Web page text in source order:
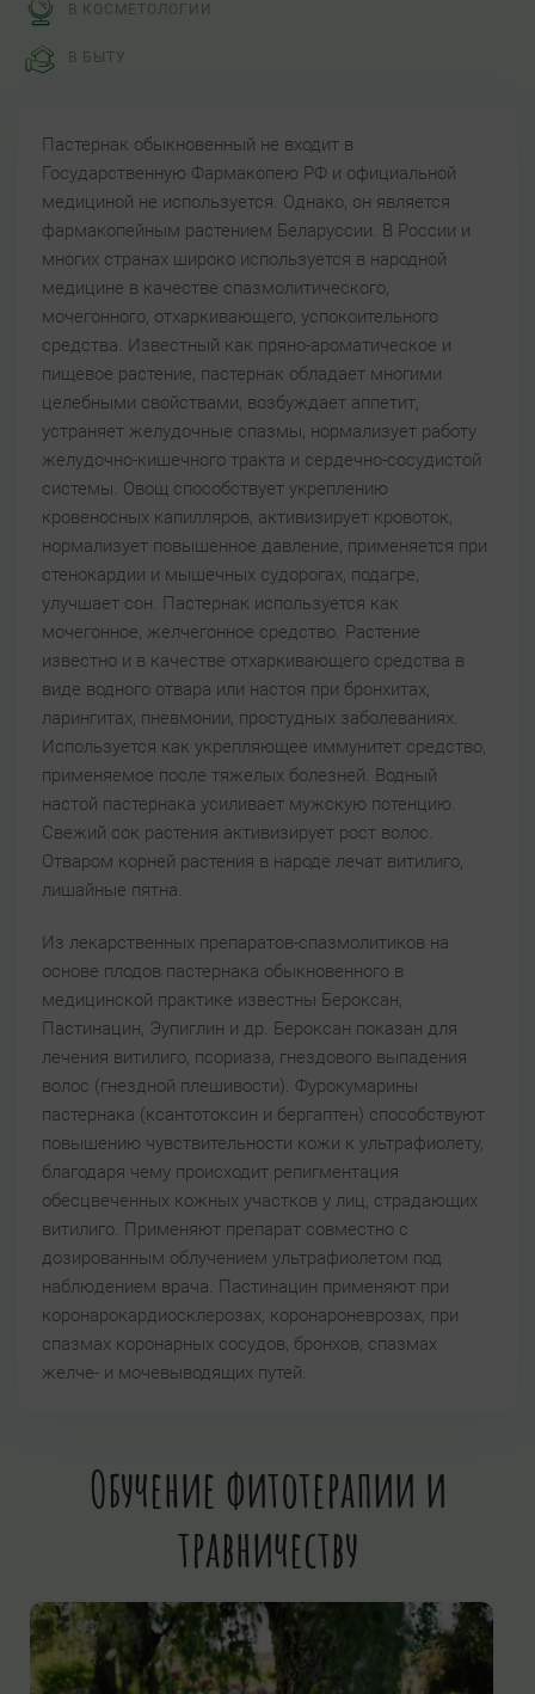
В КОСМЕТОЛОГИИ
В БЫТУ
Пастернак обыкновенный не входит в
Государственную Фармакопею РФ и официальной
медициной не используется. Однако, он является
фармакопейным растением Беларуссии. В России и
многих странах широко используется в народной
медицине в качестве спазмолитического,
мочегонного, отхаркивающего, успокоительного
средства. Известный как пряно-ароматическое и
пищевое растение, пастернак обладает многими
целебными свойствами, возбуждает аппетит,
устраняет желудочные спазмы, нормализует работу
желудочно-кишечного тракта и сердечно-сосудистой
системы. Овощ способствует укреплению
кровеносных капилляров, активизирует кровоток,
нормализует повышенное давление, применяется при
стенокардии и мышечных судорогах, подагре,
улучшает сон. Пастернак используется как
мочегонное, желчегонное средство. Растение
известно и в качестве отхаркивающего средства в
виде водного отвара или настоя при бронхитах,
ларингитах, пневмонии, простудных заболеваниях.
Используется как укрепляющее иммунитет средство,
применяемое после тяжелых болезней. Водный
настой пастернака усиливает мужскую потенцию.
Свежий сок растения активизирует рост волос.
Отваром корней растения в народе лечат витилиго,
лишайные пятна.
Из лекарственных препаратов-спазмолитиков на
основе плодов пастернака обыкновенного в
медицинской практике известны Бероксан,
Пастинацин, Эупиглин и др. Бероксан показан для
лечения витилиго, псориаза, гнездового выпадения
волос (гнездной плешивости). Фурокумарины
пастернака (ксантотоксин и бергаптен) способствуют
повышению чувствительности кожи к ультрафиолету,
благодаря чему происходит репигментация
обесцвеченных кожных участков у лиц, страдающих
витилиго. Применяют препарат совместно с
дозированным облучением ультрафиолетом под
наблюдением врача. Пастинацин применяют при
коронарокардиосклерозах, коронароневрозах, при
спазмах коронарных сосудов, бронхов, спазмах
желче- и мочевыводящих путей.
Обучение фитотерапии и
травничеству